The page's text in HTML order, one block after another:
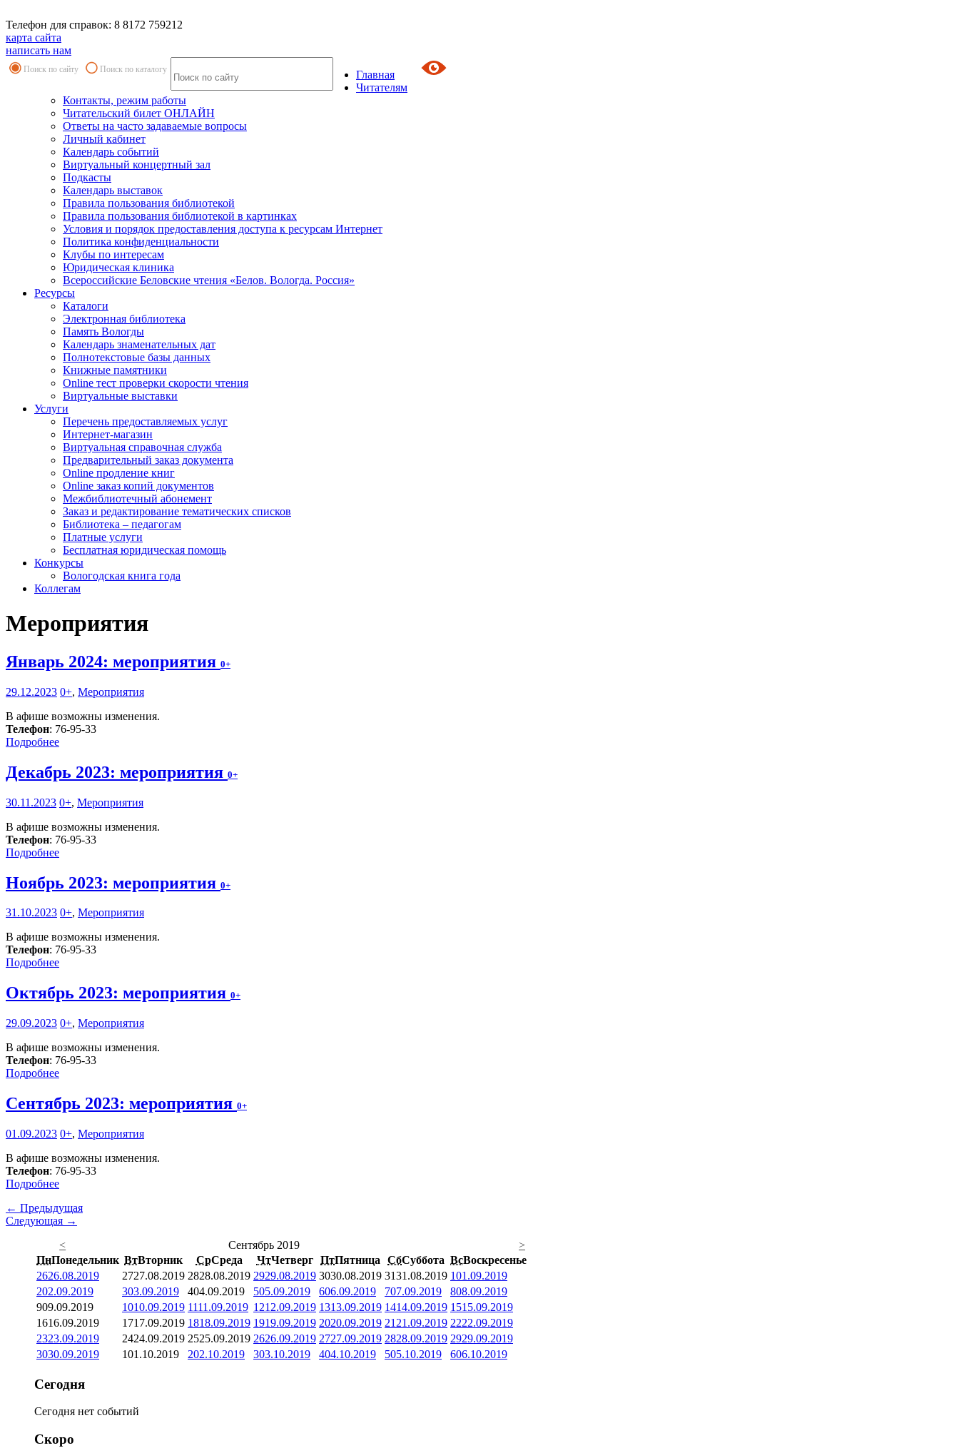
Телефон для справок: 8 8172 759212
карта сайта
написать нам
Поиск по сайту Поиск по каталогу
Главная
Читателям
Контакты, режим работы
Читательский билет ОНЛАЙН
Ответы на часто задаваемые вопросы
Личный кабинет
Календарь событий
Виртуальный концертный зал
Подкасты
Календарь выставок
Правила пользования библиотекой
Правила пользования библиотекой в картинках
Условия и порядок предоставления доступа к ресурсам Интернет
Политика конфиденциальности
Клубы по интересам
Юридическая клиника
Всероссийские Беловские чтения «Белов. Вологда. Россия»
Ресурсы
Каталоги
Электронная библиотека
Память Вологды
Календарь знаменательных дат
Полнотекстовые базы данных
Книжные памятники
Online тест проверки скорости чтения
Виртуальные выставки
Услуги
Перечень предоставляемых услуг
Интернет-магазин
Виртуальная справочная служба
Предварительный заказ документа
Online продление книг
Online заказ копий документов
Межбиблиотечный абонемент
Заказ и редактирование тематических списков
Библиотека – педагогам
Платные услуги
Бесплатная юридическая помощь
Конкурсы
Вологодская книга года
Коллегам
Мероприятия
Январь 2024: мероприятия 0+
29.12.2023 0+, Мероприятия
В афише возможны изменения.
Телефон: 76-95-33
Подробнее
Декабрь 2023: мероприятия 0+
30.11.2023 0+, Мероприятия
В афише возможны изменения.
Телефон: 76-95-33
Подробнее
Ноябрь 2023: мероприятия 0+
31.10.2023 0+, Мероприятия
В афише возможны изменения.
Телефон: 76-95-33
Подробнее
Октябрь 2023: мероприятия 0+
29.09.2023 0+, Мероприятия
В афише возможны изменения.
Телефон: 76-95-33
Подробнее
Сентябрь 2023: мероприятия 0+
01.09.2023 0+, Мероприятия
В афише возможны изменения.
Телефон: 76-95-33
Подробнее
← Предыдущая
Следующая →
<
Сентябрь 2019
>
ПнПонедельник ВтВторник СрСреда ЧтЧетверг ПтПятница СбСуббота ВсВоскресенье
2626.08.2019 2727.08.2019 2828.08.2019 2929.08.2019 3030.08.2019 3131.08.2019 101.09.2019
202.09.2019 303.09.2019 404.09.2019 505.09.2019 606.09.2019 707.09.2019 808.09.2019
909.09.2019 1010.09.2019 1111.09.2019 1212.09.2019 1313.09.2019 1414.09.2019 1515.09.2019
1616.09.2019 1717.09.2019 1818.09.2019 1919.09.2019 2020.09.2019 21 21.09.2019 2222.09.2019
2323.09.2019 2424.09.2019 2525.09.2019 2626.09.2019 2727.09.2019 2828.09.2019 2929.09.2019
3030.09.2019 101.10.2019 202.10.2019 303.10.2019 404.10.2019 505.10.2019 606.10.2019
Сегодня
Сегодня нет событий
Скоро